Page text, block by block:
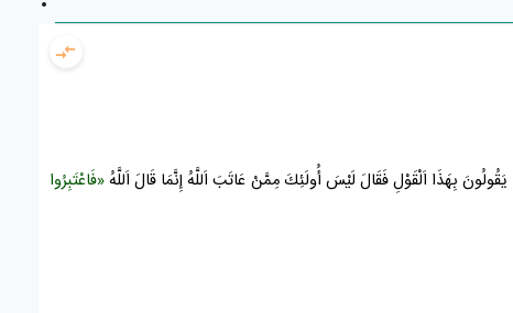
بِهَذَا اَلْقَوْلِ فَقَالَ لَيْسَ أُولَئِكَ مِمَّنْ عَاتَبَ اَللَّهُ إِنَّمَا قَالَ اَللَّهُ«فَاعْتَبِرُوا